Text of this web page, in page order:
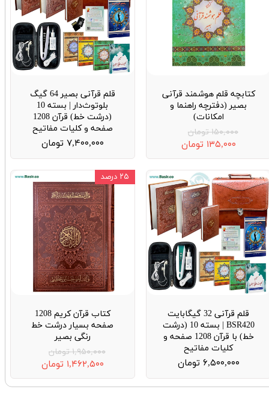
کتابچه قلم هوشمند قرآنی
بصیر (دفترچه راهنما و
امکانات)
۱۵۰,۰۰۰ تومان
۱۳۵,۰۰۰ تومان
قلم قرآنی بصیر 64 گیگ
بلوتوث‌دار | بسته 10
(درشت خط) قرآن 1208
صفحه و کلیات مفاتیح
۷,۴۰۰,۰۰۰ تومان
قلم قرآنی 32 گیگابایت
BSR420 | بسته 10 (درشت
خط) با قرآن 1208 صفحه و
کلیات مفاتیح
۶,۵۰۰,۰۰۰ تومان
کتاب قرآن کریم 1208
صفحه بسیار درشت خط
رنگی بصیر
۱,۹۵۰,۰۰۰ تومان
۱,۴۶۲,۵۰۰ تومان
۲۵ درصد